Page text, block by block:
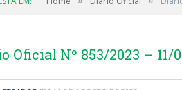
Oficial Nº 853/2023 – 11/